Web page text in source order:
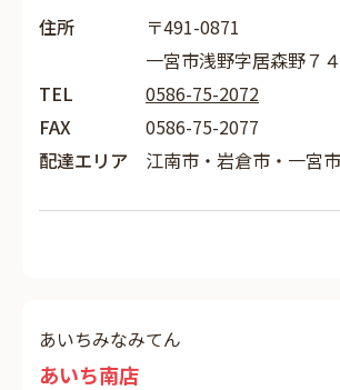
住所
〒491-0871
一宮市浅野字居森野７
TEL
0586-75-2072
FAX
0586-75-2077
配達エリア
江南市・岩倉市・一宮市
あいちみなみてん
あいち南店